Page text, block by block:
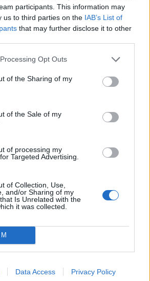
participants. This information may
us to third parties on the IAB’s List of
that may further disclose it to other
Opt Outs
of the Sharing of my
of the Sale of my
of processing my
Targeted Advertising.
of Collection, Use,
and/or Sharing of my
Is Unrelated with the
it was collected.
Data Access Privacy Policy
Il ‘lapsus’ di
| GUARDA
a Corvaglia:
tesi?", il contro-
la thailandese:
l'oro
intriso di odio”.